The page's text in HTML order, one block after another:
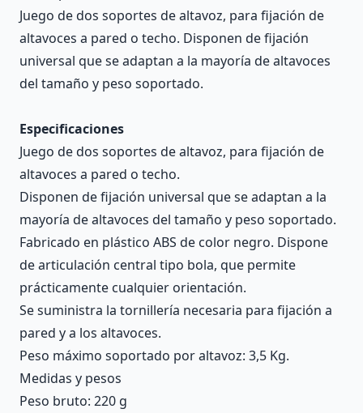
Juego de dos soportes de altavoz, para fijación de
altavoces a pared o techo. Disponen de fijación
universal que se adaptan a la mayoría de altavoces
del tamaño y peso soportado.
Especificaciones
Juego de dos soportes de altavoz, para fijación de
altavoces a pared o techo.
Disponen de fijación universal que se adaptan a la
mayoría de altavoces del tamaño y peso soportado.
Fabricado en plástico ABS de color negro. Dispone
de articulación central tipo bola, que permite
prácticamente cualquier orientación.
Se suministra la tornillería necesaria para fijación a
pared y a los altavoces.
Peso máximo soportado por altavoz: 3,5 Kg.
Medidas y pesos
Peso bruto: 220 g